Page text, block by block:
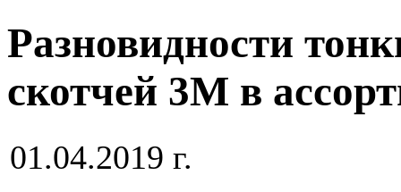
Разновидности
скотчей 3М в
01.04.2019 г.